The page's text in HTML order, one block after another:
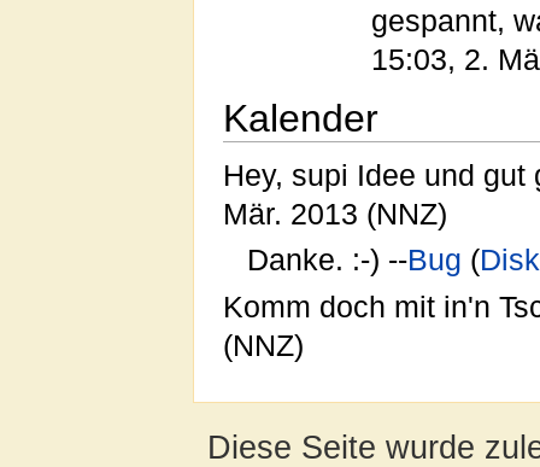
gespannt,
15:03, 2.
Kalender
Hey, supi Idee und
Mär. 2013 (NNZ)
Danke. :-) --Bug (
Komm doch mit in'n
(NNZ)
Diese Seite wurde